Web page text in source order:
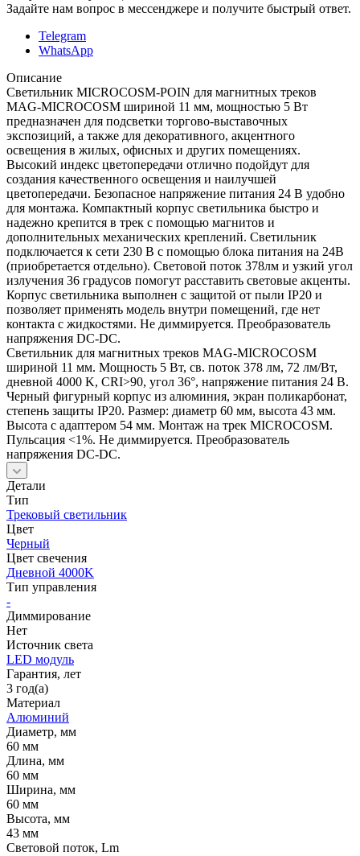
Задайте нам вопрос в мессенджере и получите быстрый ответ.
Telegram
WhatsApp
Описание
Светильник MICROCOSM-POIN для магнитных треков
MAG-MICROCOSM шириной 11 мм, мощностью 5 Вт
предназначен для подсветки торгово-выставочных
экспозиций, а также для декоративного, акцентного
освещения в жилых, офисных и других помещениях.
Высокий индекс цветопередачи отлично подойдут для
создания качественного освещения и наилучшей
цветопередачи. Безопасное напряжение питания 24 В удобно
для монтажа. Компактный корпус светильника быстро и
надежно крепится в трек с помощью магнитов и
дополнительных механических креплений. Светильник
подключается к сети 230 В с помощью блока питания на 24В
(приобретается отдельно). Световой поток 378лм и узкий угол
излучения 36 градусов помогут расставить световые акценты.
Корпус светильника выполнен с защитой от пыли IP20 и
позволяет применять модель внутри помещений, где нет
контакта с жидкостями. Не диммируется. Преобразователь
напряжения DC-DC.
Светильник для магнитных треков MAG-MICROCOSM
шириной 11 мм. Мощность 5 Вт, св. поток 378 лм, 72 лм/Вт,
дневной 4000 K, CRI>90, угол 36°, напряжение питания 24 В.
Черный фигурный корпус из алюминия, экран поликарбонат,
степень защиты IP20. Размер: диаметр 60 мм, высота 43 мм.
Высота с адаптером 54 мм. Монтаж на трек MICROCOSM.
Пульсация <1%. Не диммируется. Преобразователь
напряжения DC-DC.
Детали
Тип
Трековый светильник
Цвет
Черный
Цвет свечения
Дневной 4000K
Тип управления
-
Диммирование
Нет
Источник cвета
LED модуль
Гарантия, лет
3 год(а)
Материал
Алюминий
Диаметр, мм
60 мм
Длина, мм
60 мм
Ширина, мм
60 мм
Высота, мм
43 мм
Световой поток, Lm